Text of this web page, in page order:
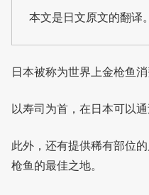
本文是日文原文的翻译。
日本被称为世界上金枪鱼消
以寿司为首，在日本可以
此外，还有提供稀有部位
枪鱼的最佳之地。